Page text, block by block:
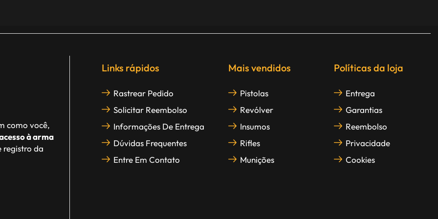
como você,
à arma
registro da
Links rápidos
Rastrear Pedido
Solicitar Reembolso
Informações De Entrega
Dúvidas Frequentes
Entre Em Contato
Mais vendidos
Pistolas
Revólver
Insumos
Rifles
Munições
Políticas da loja
Entrega
Garantias
Reembolso
Privacidade
Cookies